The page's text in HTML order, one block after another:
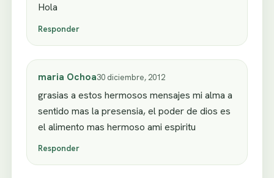
Hola
Responder
maria Ochoa30 diciembre, 2012
grasias a estos hermosos mensajes mi alma a
sentido mas la presensia, el poder de dios es
el alimento mas hermoso ami espiritu
Responder